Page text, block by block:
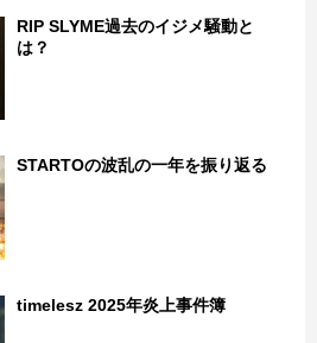
RIP SLYME過去のイジメ騒動と
は？
STARTOの波乱の一年を振り返る
timelesz 2025年炎上事件簿